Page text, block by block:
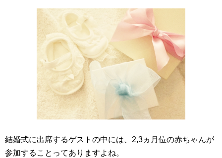
結婚式に出席するゲストの中には、2,3ヵ月位の赤ちゃんが
参加することってありますよね。